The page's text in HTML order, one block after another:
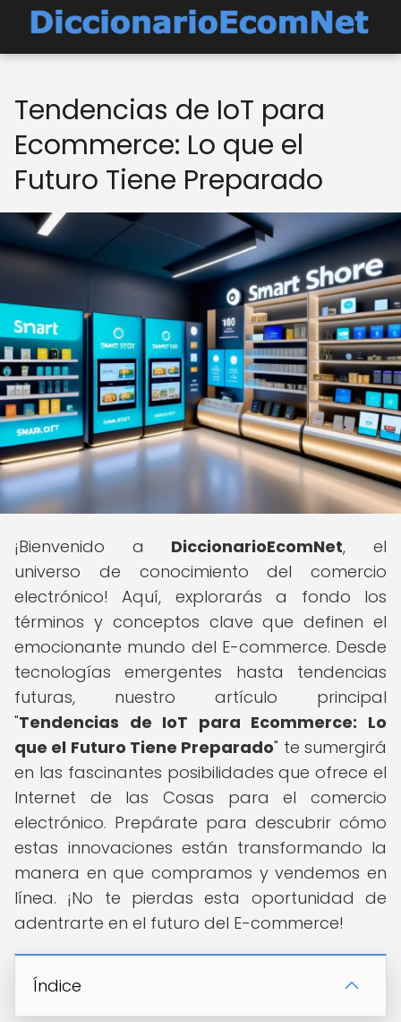
Tendencias de IoT para
Ecommerce: Lo que el
Futuro Tiene Preparado
¡Bienvenido a DiccionarioEcomNet, el
universo de conocimiento del comercio
electrónico! Aquí, explorarás a fondo los
términos y conceptos clave que definen el
emocionante mundo del E-commerce. Desde
tecnologías emergentes hasta tendencias
futuras, nuestro artículo principal
"Tendencias de IoT para Ecommerce: Lo
que el Futuro Tiene Preparado" te sumergirá
en las fascinantes posibilidades que ofrece el
Internet de las Cosas para el comercio
electrónico. Prepárate para descubrir cómo
estas innovaciones están transformando la
manera en que compramos y vendemos en
línea. ¡No te pierdas esta oportunidad de
adentrarte en el futuro del E-commerce!
Índice